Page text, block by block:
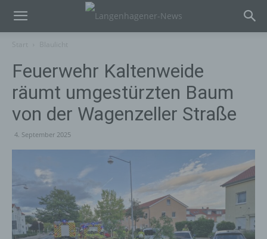
Feuerwehr Kaltenweide
räumt umgestürzten Baum
von der Wagenzeller Straße
4. September 2025